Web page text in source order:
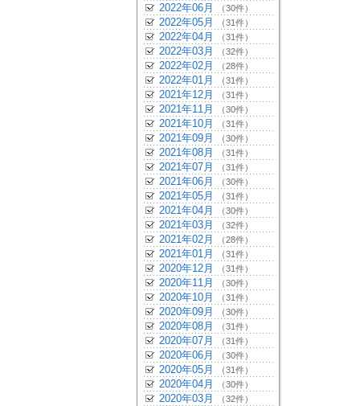
2022年06月 （30件）
2022年05月 （31件）
2022年04月 （31件）
2022年03月 （32件）
2022年02月 （28件）
2022年01月 （31件）
2021年12月 （31件）
2021年11月 （30件）
2021年10月 （31件）
2021年09月 （30件）
2021年08月 （31件）
2021年07月 （31件）
2021年06月 （30件）
2021年05月 （31件）
2021年04月 （30件）
2021年03月 （32件）
2021年02月 （28件）
2021年01月 （31件）
2020年12月 （31件）
2020年11月 （30件）
2020年10月 （31件）
2020年09月 （30件）
2020年08月 （31件）
2020年07月 （31件）
2020年06月 （30件）
2020年05月 （31件）
2020年04月 （30件）
2020年03月 （32件）